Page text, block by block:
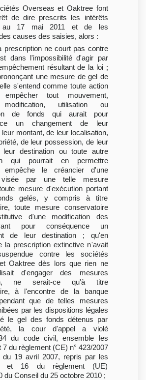
Overseas et Oaktree font
de dire prescrits les intérêts
au 17 mai 2011 et de les
causes des saisies, alors :
prescription ne court pas contre
dans l'impossibilité d'agir par
résultant de la loi ;
une mesure de gel de
s'entend comme toute action
tout mouvement,
modification, utilisation ou
de fonds qui aurait pour
un changement de leur
montant, de leur localisation,
de leur possession, de leur
leur destination ou toute autre
qui pourrait en permettre
empêche le créancier d'une
visée par une telle mesure
mesure d'exécution portant
gelés, y compris à titre
toute mesure conservatoire
d'une modification des
pour conséquence un
de leur destination ; qu'en
la prescription extinctive n'avait
contre les sociétés
Oaktree dès lors que rien ne
d'engager des mesures
ne serait-ce qu'à titre
à l'encontre de la banque
que de telles mesures
par les dispositions légales
le gel des fonds détenus par
la cour d'appel a violé
du code civil, ensemble les
7 du règlement (CE) n° 423/2007
du 19 avril 2007, repris par les
et 16 du règlement (UE)
du Conseil du 25 octobre 2010 ;